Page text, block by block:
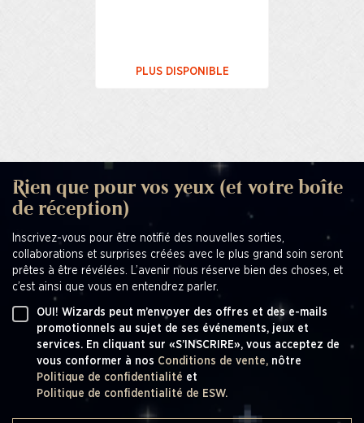
PLUS DISPONIBLE
Rien que pour vos yeux (et votre boîte
de réception)
Inscrivez-vous pour être notifié des nouvelles sorties,
collaborations et surprises créées avec le plus grand soin seront
prêtes à être révélées. L’avenir nous réserve bien des choses, et
c’est ainsi que vous en entendrez parler.
OUI! Wizards peut m’envoyer des offres et des e-mails
promotionnels au sujet de ses événements, jeux et
services. En cliquant sur «S’INSCRIRE», vous acceptez de
vous conformer à nos Conditions de vente, nôtre
Politique de confidentialité et
Politique de confidentialité de ESW.